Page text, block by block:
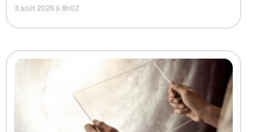
3 août 2026 à 8h02